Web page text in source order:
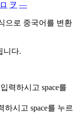
ロ ヲ ―
으로 중국어를 변환
니다.
력하시고 space를
하시고 space를 누르